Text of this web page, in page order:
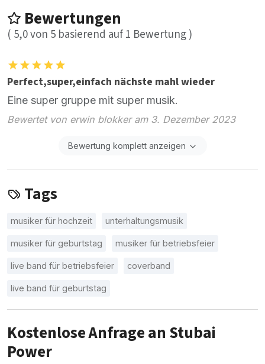
Bewertungen
( 5,0von 5 basierend auf1 Bewertung )
Perfect,super,einfach nächste mahl wieder
Eine super gruppe mit super musik.
Bewertet von erwin blokker am 3. Dezember 2023
Bewertung komplett anzeigen
Tags
musiker für hochzeit unterhaltungsmusik
musiker für geburtstag musiker für betriebsfeier
live band für betriebsfeier coverband
live band für geburtstag
Kostenlose Anfrage an Stubai
Power